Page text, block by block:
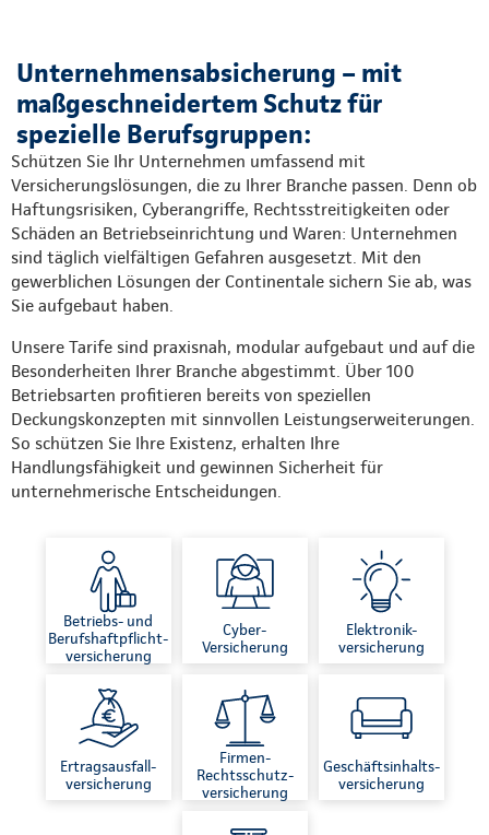
Unternehmensabsicherung – mit
maßgeschneidertem Schutz für
spezielle Berufsgruppen:
Schützen Sie Ihr Unternehmen umfassend mit
Versicherungslösungen, die zu Ihrer Branche passen. Denn ob
Haftungsrisiken, Cyberangriffe, Rechtsstreitigkeiten oder
Schäden an Betriebseinrichtung und Waren: Unternehmen
sind täglich vielfältigen Gefahren ausgesetzt. Mit den
gewerblichen Lösungen der Continentale sichern Sie ab, was
Sie aufgebaut haben.
Unsere Tarife sind praxisnah, modular aufgebaut und auf die
Besonderheiten Ihrer Branche abgestimmt. Über 100
Betriebsarten profitieren bereits von speziellen
Deckungskonzepten mit sinnvollen Leistungserweiterungen.
So schützen Sie Ihre Existenz, erhalten Ihre
Handlungsfähigkeit und gewinnen Sicherheit für
unternehmerische Entscheidungen.
Betriebs- und
Berufshaftpflicht-
versicherung
Cyber-
Versicherung
Elektronik-
versicherung
Ertragsausfall-
versicherung
Firmen-
Rechtsschutz-
versicherung
Geschäftsinhalts-
versicherung